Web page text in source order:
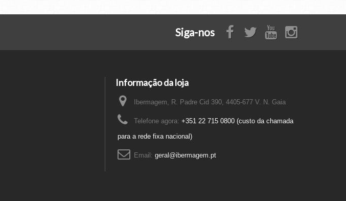
Siga-nos
Informação da loja
Ibermagem, R. Padre Cid 390, 4405-677 V. N. Gaia
Telefone agora: +351 22 715 0800 (custo da chamada
para a rede fixa nacional)
Email: geral@ibermagem.pt